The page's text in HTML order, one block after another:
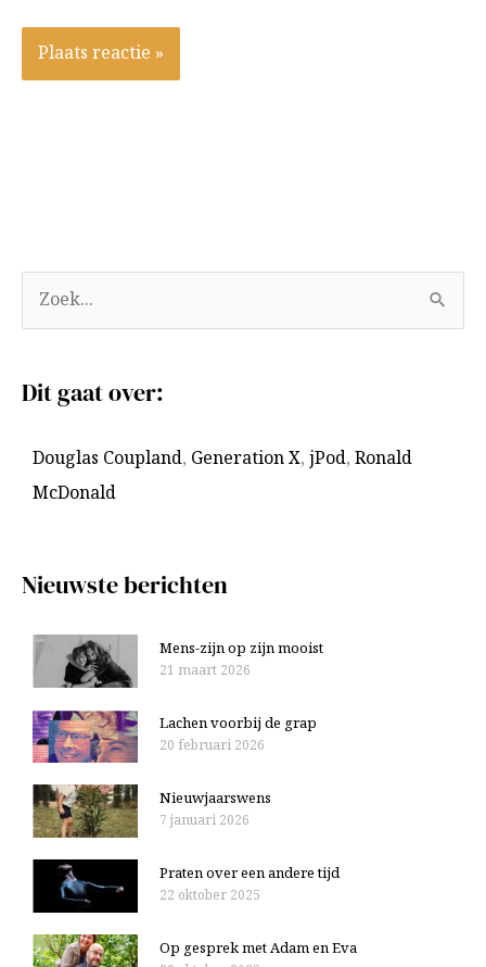
o
k
:
Dit gaat over:
Douglas Coupland, Generation X, jPod, Ronald
McDonald
Nieuwste berichten
Mens-zijn op zijn mooist
21 maart 2026
Lachen voorbij de grap
20 februari 2026
Nieuwjaarswens
7 januari 2026
Praten over een andere tijd
22 oktober 2025
Op gesprek met Adam en Eva
r
h